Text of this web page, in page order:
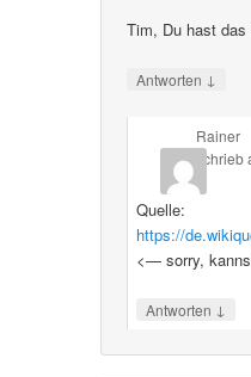
Tim, Du hast
Antworten ↓
Rainer
schrieb
Quelle:
https://
<— sorry,
Antworten ↓